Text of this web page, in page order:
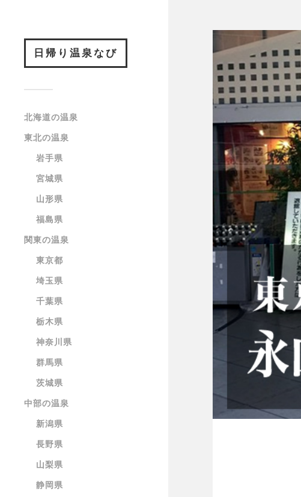
日帰り温泉なび
北海道の温泉
東北の温泉
岩手県
宮城県
山形県
福島県
関東の温泉
東京都
埼玉県
千葉県
栃木県
神奈川県
群馬県
茨城県
中部の温泉
新潟県
長野県
山梨県
静岡県